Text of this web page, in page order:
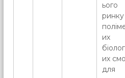
ього
ринку
их
их
для